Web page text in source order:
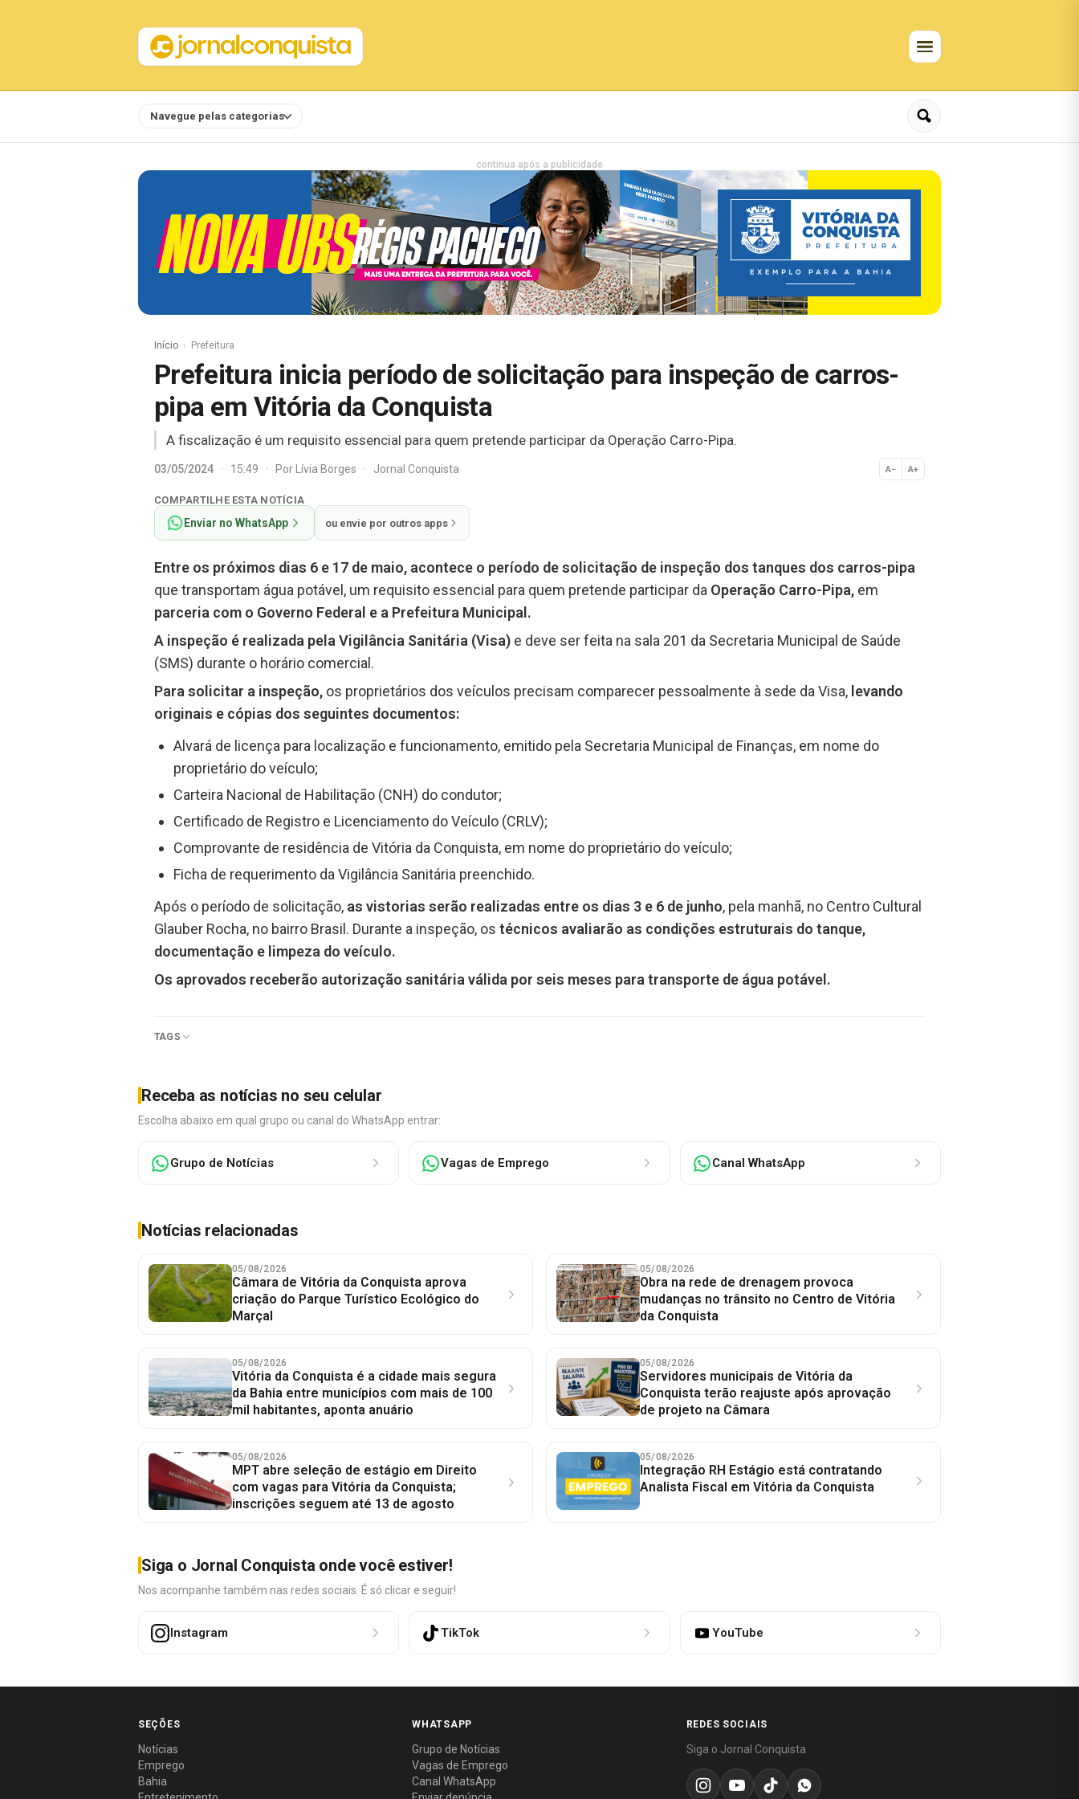
Navegue pelas categorias
continua após a publicidade
Início Prefeitura
Prefeitura inicia período de solicitação para inspeção de carros-
pipa em Vitória da Conquista
A fiscalização é um requisito essencial para quem pretende participar da Operação Carro-Pipa.
03/05/2024 · 15:49 · PorLívia Borges · Jornal Conquista A− A+
Normal
COMPARTILHE ESTA NOTÍCIA
Enviar no WhatsApp ou envie por outros apps
Entre os próximos dias 6 e 17 de maio, acontece o período de solicitação de inspeção dos tanques dos carros-pipa
que transportam água potável, um requisito essencial para quem pretende participar da Operação Carro-Pipa, em
parceria com o Governo Federal e a Prefeitura Municipal.
A inspeção é realizada pela Vigilância Sanitária (Visa) e deve ser feita na sala 201 da Secretaria Municipal de Saúde
(SMS) durante o horário comercial.
Para solicitar a inspeção, os proprietários dos veículos precisam comparecer pessoalmente à sede da Visa, levando
originais e cópias dos seguintes documentos:
Alvará de licença para localização e funcionamento, emitido pela Secretaria Municipal de Finanças, em nome do
proprietário do veículo;
Carteira Nacional de Habilitação (CNH) do condutor;
Certificado de Registro e Licenciamento do Veículo (CRLV);
Comprovante de residência de Vitória da Conquista, em nome do proprietário do veículo;
Ficha de requerimento da Vigilância Sanitária preenchido.
Após o período de solicitação, as vistorias serão realizadas entre os dias 3 e 6 de junho, pela manhã, no Centro Cultural
Glauber Rocha, no bairro Brasil. Durante a inspeção, os técnicos avaliarão as condições estruturais do tanque,
documentação e limpeza do veículo.
Os aprovados receberão autorização sanitária válida por seis meses para transporte de água potável.
TAGS
Receba as notícias no seu celular
Escolha abaixo em qual grupo ou canal do WhatsApp entrar:
Grupo de Notícias Vagas de Emprego Canal WhatsApp
Notícias relacionadas
05/08/2026
Câmara de Vitória da Conquista aprova
criação do Parque Turístico Ecológico do
Marçal
05/08/2026
Obra na rede de drenagem provoca
mudanças no trânsito no Centro de Vitória
da Conquista
05/08/2026
Vitória da Conquista é a cidade mais segura
da Bahia entre municípios com mais de 100
mil habitantes, aponta anuário
05/08/2026
Servidores municipais de Vitória da
Conquista terão reajuste após aprovação
de projeto na Câmara
05/08/2026
MPT abre seleção de estágio em Direito
com vagas para Vitória da Conquista;
inscrições seguem até 13 de agosto
05/08/2026
Integração RH Estágio está contratando
Analista Fiscal em Vitória da Conquista
Siga o Jornal Conquista onde você estiver!
Nos acompanhe também nas redes sociais. É só clicar e seguir!
Instagram TikTok YouTube
SEÇÕES
Notícias
Emprego
Bahia
WHATSAPP
Grupo de Notícias
Vagas de Emprego
Canal WhatsApp
REDES SOCIAIS
Siga o Jornal Conquista